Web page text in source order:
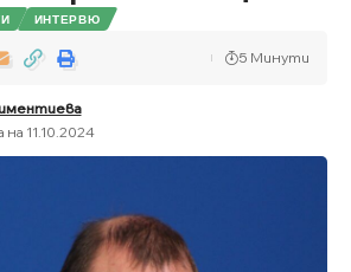
ИНТЕРВЮ
11.10.2024
5 Минути